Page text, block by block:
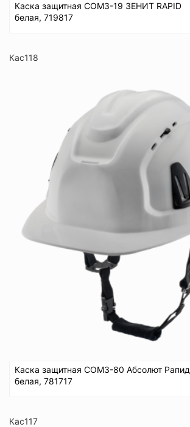
Каска защитная СОМЗ-19 ЗЕНИТ RAPID
белая, 719817
Кас118
Каска защитная СОМЗ-80 Абсолют Рапид
белая, 781717
Кас117